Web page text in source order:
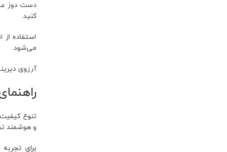
دست دوز
کنید.
استفاده
می‌شود.
آرزوی
تنوع
و هوشمند
برای